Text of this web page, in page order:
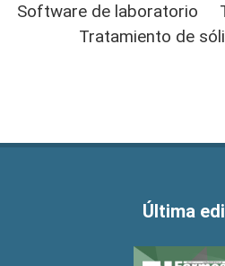
Software de laboratorio
Tratamiento de
Última